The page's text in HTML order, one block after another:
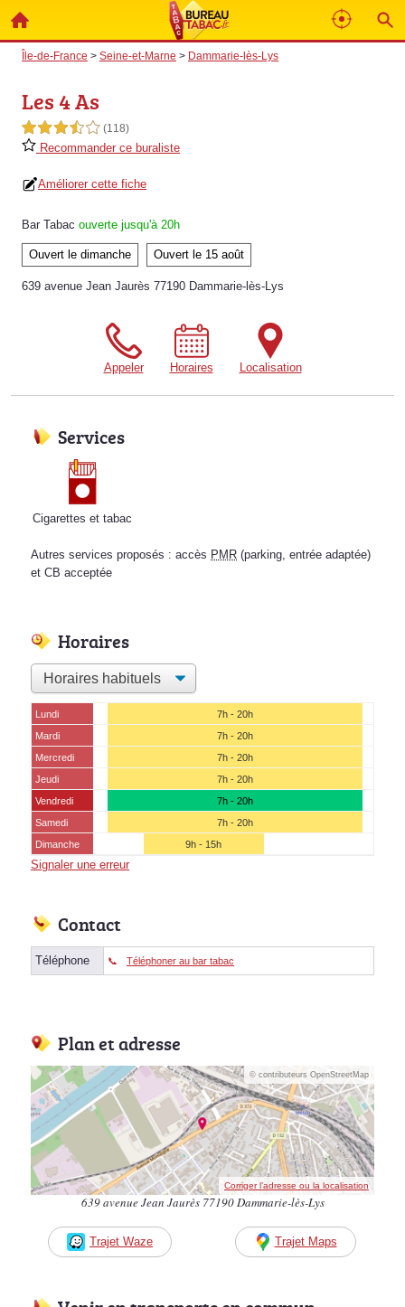
Île-de-France > Seine-et-Marne > Dammarie-lès-Lys
Les 4 As
3,5 étoiles sur 5 (118)
Recommander ce buraliste
Améliorer cette fiche
Bar Tabac ouverte jusqu'à 20h
Ouvert le dimanche Ouvert le 15 août
639 avenue Jean Jaurès 77190 Dammarie-lès-Lys
Appeler Horaires Localisation
Services
Cigarettes et tabac
Autres services proposés : accès PMR (parking, entrée adaptée)
et CB acceptée
Horaires
Lundi
7h - 20h
Mardi
7h - 20h
Mercredi
7h - 20h
Jeudi
7h - 20h
Vendredi
7h - 20h
Samedi
7h - 20h
Dimanche
9h - 15h
Signaler une erreur
Contact
Téléphone Téléphoner au bar tabac
Plan et adresse
© contributeurs OpenStreetMap
Corriger l’adresse ou la localisation
639 avenue Jean Jaurès 77190 Dammarie-lès-Lys
Trajet Waze Trajet Maps